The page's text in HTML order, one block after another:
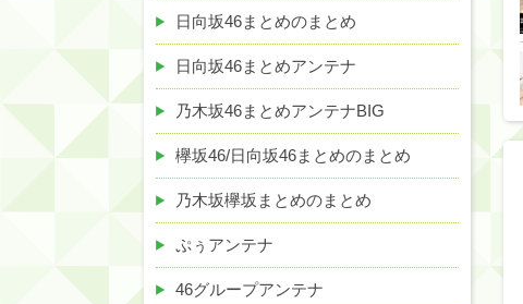
日向坂46まとめのまとめ
日向坂46まとめアンテナ
乃木坂46まとめアンテナBIG
欅坂46/日向坂46まとめのまとめ
乃木坂欅坂まとめのまとめ
ぷぅアンテナ
46グループアンテナ